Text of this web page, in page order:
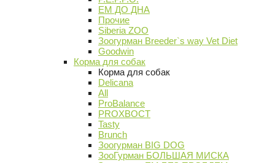
ЕМ ДО ДНА
Прочие
Siberia ZOO
Зоогурман Breeder`s way Vet Diet
Goodwin
Корма для собак
Корма для собак
Delicana
All
ProBalance
PROХВОСТ
Tasty
Brunch
Зоогурман BIG DOG
ЗооГурман БОЛЬШАЯ МИСКА